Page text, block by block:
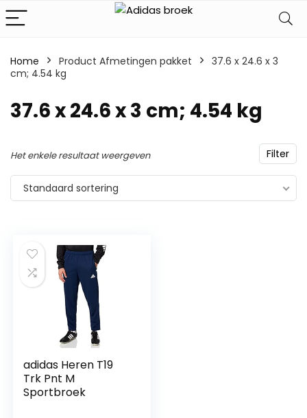
Home Product Afmetingen pakket
‎37.6 x 24.6 x 3
cm; 4.54 kg
‎37.6 x 24.6 x 3 cm; 4.54 kg
Filter
Het enkele resultaat weergeven
Standaard sortering
adidas Heren T19
Trk Pnt M
Sportbroek